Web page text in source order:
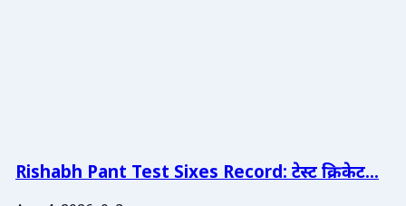
Rishabh Pant Test Sixes Record: टेस्ट क्रिकेट...